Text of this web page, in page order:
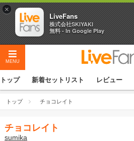
MENU
トップ 新着セットリスト レビュー
トップ チョコレイト
チョコレイト
sumika
×
LiveFans
株式会社SKIYAKI
無料 - In Google Play